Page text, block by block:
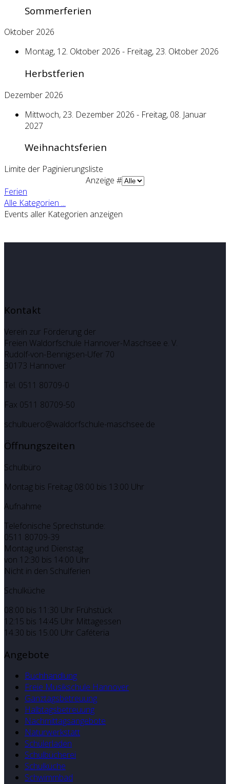
Sommerferien
Oktober 2026
Montag, 12. Oktober 2026 - Freitag, 23. Oktober 2026
Herbstferien
Dezember 2026
Mittwoch, 23. Dezember 2026 - Freitag, 08. Januar
2027
Weihnachtsferien
Limite der Paginierungsliste
Anzeige #
Ferien
Alle Kategorien ...
Events aller Kategorien anzeigen
Kontakt
Verein zur Förderung der
Freien Waldorfschule Hannover-Maschsee e. V.
Rudolf-von-Bennigsen-Ufer 70
30173 Hannover
Tel. 0511 80709-0
Fax 0511 80709-50
schulbuero@waldorfschule-maschsee.de
Öffnungszeiten
Schulbüro
Montag bis Freitag 08:00 bis 13:00 Uhr
Aufnahme
Telefonische Sprechstunde:
0511 80709-39
Montag und Dienstag
von 12:30 bis 14:00 Uhr
Nicht in den Schulferien
Schulküche
08:00 bis 11:30 Uhr Frühstück
12:15 bis 14:45 Uhr Mittagessen
14.30 bis 15.00 Uhr Caféteria
Angebote
Buchhandlung
Freie Musikschule Hannover
Ganztagsbetreuung
Halbtagsbetreuung
Nachmittagsangebote
Naturwerkstatt
Schülerladen
Schulbücherei
Schulküche
Schwimmbad